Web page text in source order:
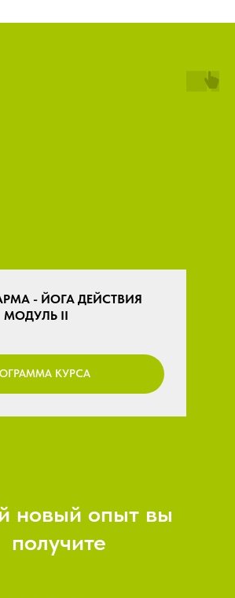
- ЙОГА ДЕЙСТВИЯ
МОДУЛЬ II
КУРСА
новый опыт вы
получите